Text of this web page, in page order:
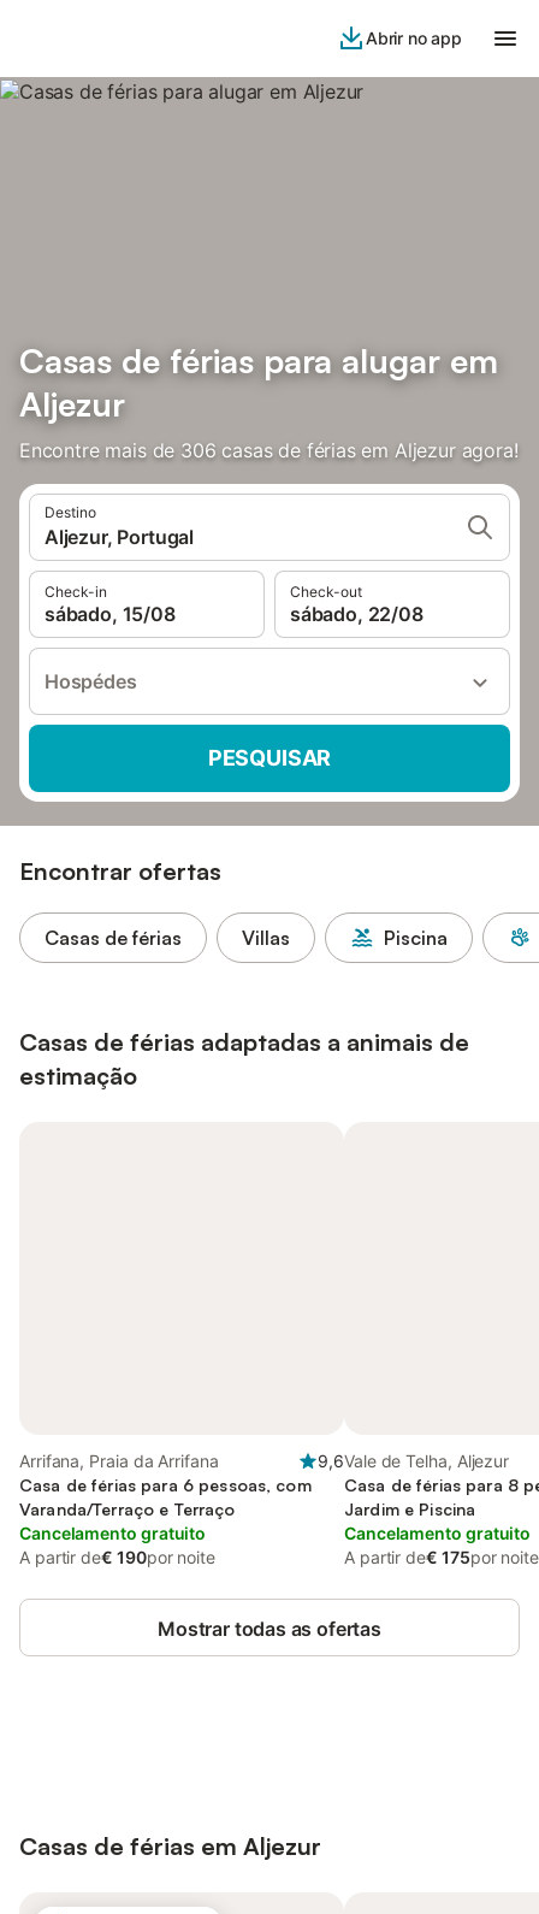
Abrir no app
Casas de férias para alugar em
Aljezur
Encontre mais de 306 casas de férias em Aljezur agora!
Destino
Aljezur, Portugal
Check-in
sábado, 15/08
Check-out
sábado, 22/08
Hospédes
PESQUISAR
Encontrar ofertas
Casas de férias Villas Piscina
Casas de férias adaptadas a animais de
estimação
Arrifana, Praia da Arrifana
9,6
Casa de férias para 6 pessoas, com
Varanda/Terraço e Terraço
Cancelamento gratuito
A partir de€ 190por noite
Vale de Telha, Aljezur
Casa de férias para 8
Jardim e Piscina
Cancelamento gratuito
A partir de€ 175por noite
Mostrar todas as ofertas
Casas de férias em Aljezur